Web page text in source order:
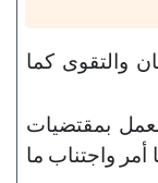
والتقوى كما
بمقتضيات
واجتناب ما